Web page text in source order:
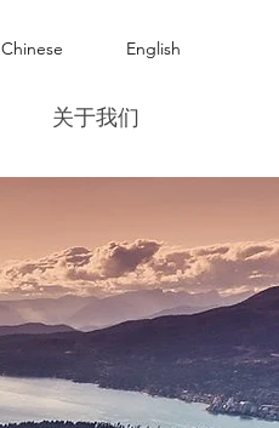
Chinese English
关于我们